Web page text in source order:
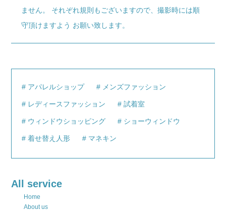
ません。 それぞれ規則もございますので、撮影時には順
守頂けますよう お願い致します。
アパレルショップ メンズファッション
レディースファッション 試着室
ウィンドウショッピング ショーウィンドウ
着せ替え人形 マネキン
All service
Home
About us